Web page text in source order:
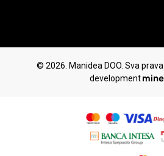
© 2026. Manidea DOO. Sva
development